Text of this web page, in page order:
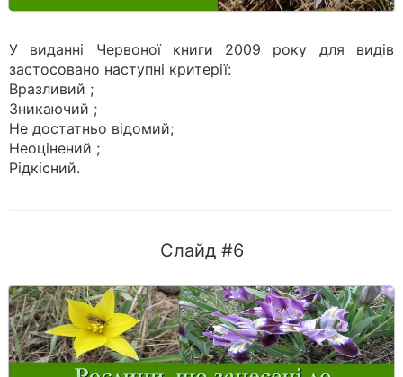
У виданні Червоної книги 2009 року для видів
застосовано наступні критерії:
Вразливий ;
Зникаючий ;
Не достатньо відомий;
Неоцінений ;
Рідкісний.
Слайд #6